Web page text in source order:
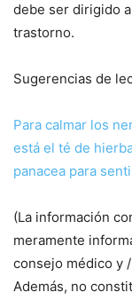
debe ser dirigido
trastorno.
Sugerencias de
Para calmar los
está el té de
panacea para
(La información
meramente
consejo médico y
Además, no